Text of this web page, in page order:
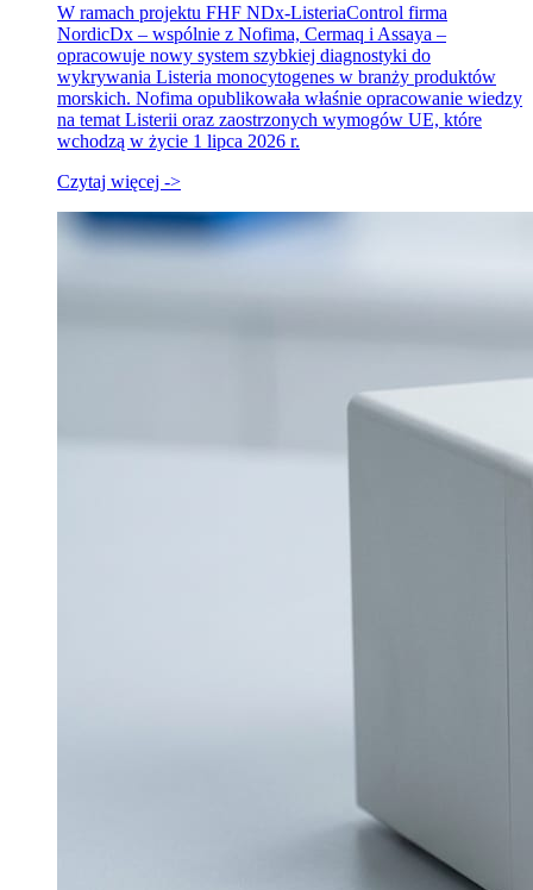
W ramach projektu FHF NDx-ListeriaControl firma
NordicDx – wspólnie z Nofima, Cermaq i Assaya –
opracowuje nowy system szybkiej diagnostyki do
wykrywania Listeria monocytogenes w branży produktów
morskich. Nofima opublikowała właśnie opracowanie wiedzy
na temat Listerii oraz zaostrzonych wymogów UE, które
wchodzą w życie 1 lipca 2026 r.
Czytaj więcej ->